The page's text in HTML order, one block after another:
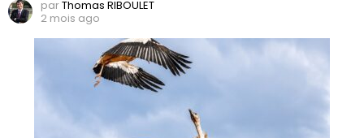
parThomas RIBOULET
2 mois ago